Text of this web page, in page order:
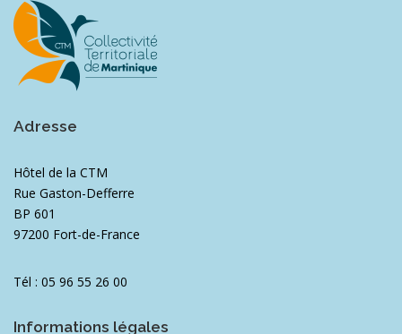
Adresse
Hôtel de la CTM
Rue Gaston-Defferre
BP 601
97200 Fort-de-France
Tél : 05 96 55 26 00
Informations légales